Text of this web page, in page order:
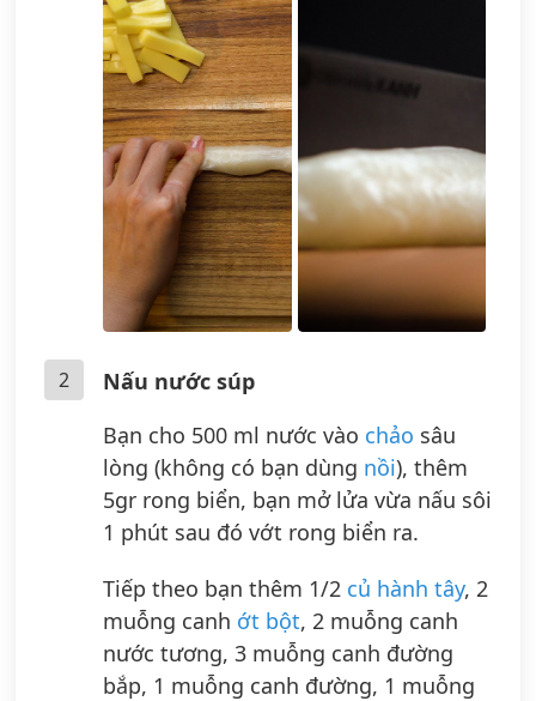
2
Nấu nước súp
Bạn cho 500 ml nước vào chảo sâu
lòng (không có bạn dùng nồi), thêm
5gr rong biển, bạn mở lửa vừa nấu sôi
1 phút sau đó vớt rong biển ra.
Tiếp theo bạn thêm 1/2 củ hành tây, 2
muỗng canh ớt bột, 2 muỗng canh
nước tương, 3 muỗng canh đường
bắp, 1 muỗng canh đường, 1 muỗng